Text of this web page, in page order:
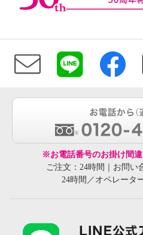
※お電話番号のお掛け間違
ご注文：24時間｜お問い
24時間／オペレータ